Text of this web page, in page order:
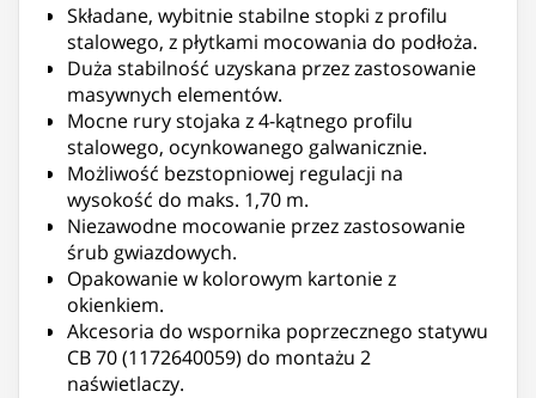
Składane, wybitnie stabilne stopki z profilu
stalowego, z płytkami mocowania do podłoża.
Duża stabilność uzyskana przez zastosowanie
masywnych elementów.
Mocne rury stojaka z 4-kątnego profilu
stalowego, ocynkowanego galwanicznie.
Możliwość bezstopniowej regulacji na
wysokość do maks. 1,70 m.
Niezawodne mocowanie przez zastosowanie
śrub gwiazdowych.
Opakowanie w kolorowym kartonie z
okienkiem.
Akcesoria do wspornika poprzecznego statywu
CB 70 (1172640059) do montażu 2
naświetlaczy.